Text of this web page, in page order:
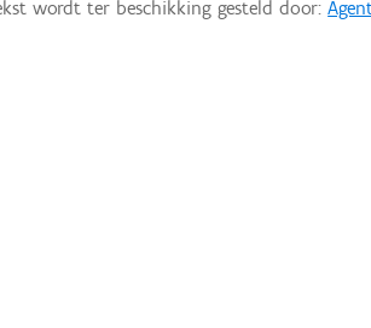
wordt ter beschikking gesteld door: